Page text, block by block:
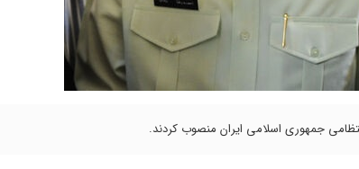
جمهوری اسلامی ایران منصوب کردند.